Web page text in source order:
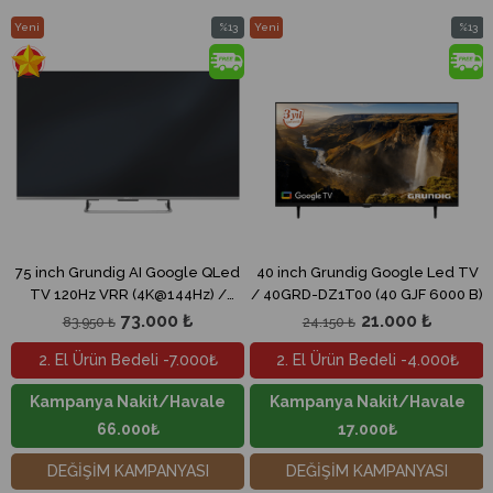
75 inch Grundig AI Google QLed
TV 120Hz VRR (4K@144Hz) /
75GRD-HC6T00 (PARIS 75 GQ
73.000 ₺
83.950 ₺
%13
İndirim
%13İndirim
Yeni
Ürün
2. El Ürün Bedeli -7.000₺
Kampanya Nakit/Havale
66.000₺
DEĞİŞİM KAMPANYASI
40 inch Grundig Google Led TV
/ 40GRD-DZ1T00 (40 GJF 6000 B)
21.000 ₺
24.150 ₺
%13
İndirim
Yeni
2. El Ürün Bedeli -4.000₺
Kampanya Nakit/Havale
17.000₺
DEĞİŞİM KAMPANYASI